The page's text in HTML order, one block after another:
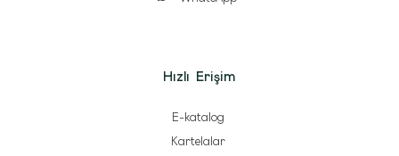
Hızlı Erişim
E-katalog
Kartelalar